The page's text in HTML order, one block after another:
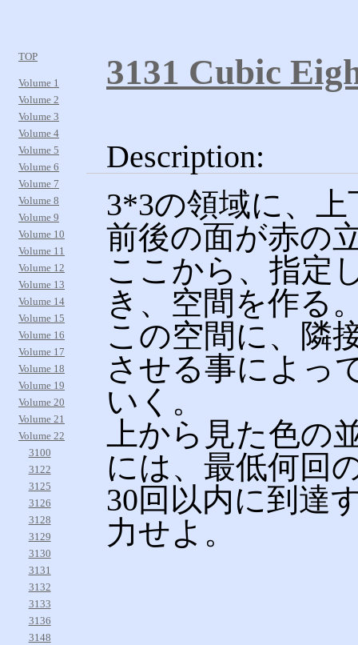
TOP
Volume 1
Volume 2
Volume 3
Volume 4
Volume 5
Volume 6
Volume 7
Volume 8
Volume 9
Volume 10
Volume 11
Volume 12
Volume 13
Volume 14
Volume 15
Volume 16
Volume 17
Volume 18
Volume 19
Volume 20
Volume 21
Volume 22
3100
3122
3125
3126
3128
3129
3130
3131
3132
3133
3136
3148
3131 Cubic
Description:
3*3の領域に、
前後の面が赤の
ここから、指定
き、空間を作る
この空間に、隣
させる事によっ
いく。
上から見た色の
には、最低何回
30回以内に到達
力せよ。